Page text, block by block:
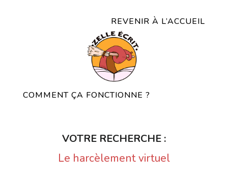
REVENIR À L’ACCUEIL
COMMENT ÇA FONCTIONNE ?
VOTRE RECHERCHE :
Le harcèlement virtuel